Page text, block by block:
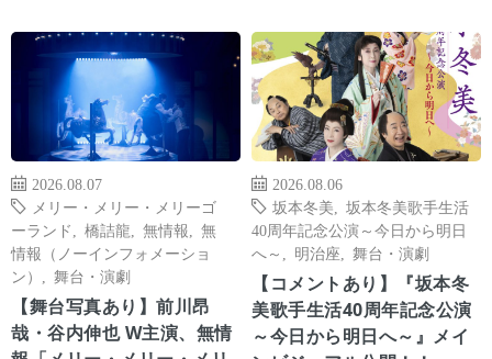
2026.08.07
メリー・メリー・メリーゴ
ーランド
橋詰龍 無情報
無
情報（ノーインフォメーショ
ン）
舞台・演劇
【舞台写真あり】前川昂
哉・谷内伸也 W主演、無情
2026.08.06
坂本冬美
坂本冬美歌手生活
40周年記念公演～今日から明日
へ～
明治座 舞台・演劇
【コメントあり】『坂本冬
美歌手生活40周年記念公演
～今日から明日へ～』メイ